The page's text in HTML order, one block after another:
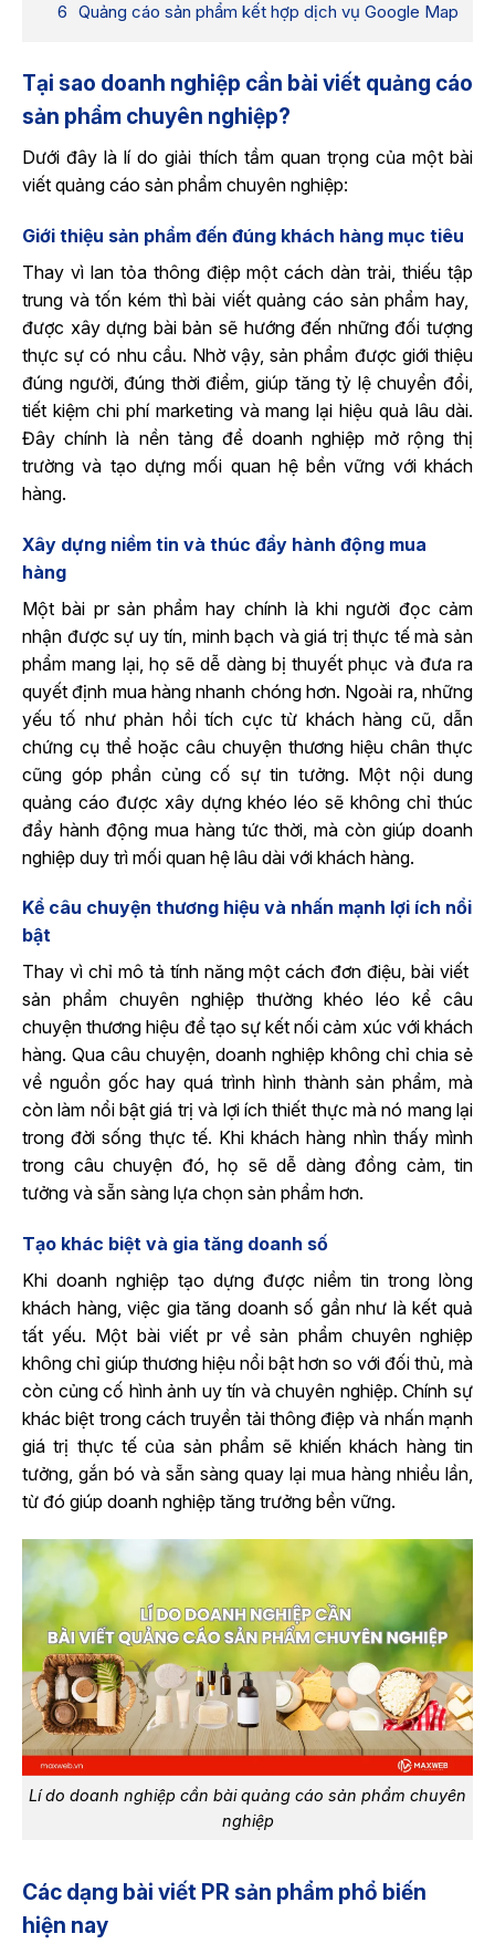
Quảng cáo sản phẩm kết hợp dịch vụ Google Map
Tại sao doanh nghiệp cần bài viết quảng cáo
sản phẩm chuyên nghiệp?
Dưới đây là lí do giải thích tầm quan trọng của một bài
viết quảng cáo sản phẩm chuyên nghiệp:
Giới thiệu sản phẩm đến đúng khách hàng mục tiêu
Thay vì lan tỏa thông điệp một cách dàn trải, thiếu tập
trung và tốn kém thì bài viết quảng cáo sản phẩm hay,
được xây dựng bài bản sẽ hướng đến những đối tượng
thực sự có nhu cầu. Nhờ vậy, sản phẩm được giới thiệu
đúng người, đúng thời điểm, giúp tăng tỷ lệ chuyển đổi,
tiết kiệm chi phí marketing và mang lại hiệu quả lâu dài.
Đây chính là nền tảng để doanh nghiệp mở rộng thị
trường và tạo dựng mối quan hệ bền vững với khách
hàng.
Xây dựng niềm tin và thúc đẩy hành động mua
hàng
Một bài pr sản phẩm hay chính là khi người đọc cảm
nhận được sự uy tín, minh bạch và giá trị thực tế mà sản
phẩm mang lại, họ sẽ dễ dàng bị thuyết phục và đưa ra
quyết định mua hàng nhanh chóng hơn. Ngoài ra, những
yếu tố như phản hồi tích cực từ khách hàng cũ, dẫn
chứng cụ thể hoặc câu chuyện thương hiệu chân thực
cũng góp phần củng cố sự tin tưởng. Một nội dung
quảng cáo được xây dựng khéo léo sẽ không chỉ thúc
đẩy hành động mua hàng tức thời, mà còn giúp doanh
nghiệp duy trì mối quan hệ lâu dài với khách hàng.
Kể câu chuyện thương hiệu và nhấn mạnh lợi ích nổi
bật
Thay vì chỉ mô tả tính năng một cách đơn điệu, bài viết
sản phẩm chuyên nghiệp thường khéo léo kể câu
chuyện thương hiệu để tạo sự kết nối cảm xúc với khách
hàng. Qua câu chuyện, doanh nghiệp không chỉ chia sẻ
về nguồn gốc hay quá trình hình thành sản phẩm, mà
còn làm nổi bật giá trị và lợi ích thiết thực mà nó mang lại
trong đời sống thực tế. Khi khách hàng nhìn thấy mình
trong câu chuyện đó, họ sẽ dễ dàng đồng cảm, tin
tưởng và sẵn sàng lựa chọn sản phẩm hơn.
Tạo khác biệt và gia tăng doanh số
Khi doanh nghiệp tạo dựng được niềm tin trong lòng
khách hàng, việc gia tăng doanh số gần như là kết quả
tất yếu. Một bài viết pr về sản phẩm chuyên nghiệp
không chỉ giúp thương hiệu nổi bật hơn so với đối thủ, mà
còn củng cố hình ảnh uy tín và chuyên nghiệp. Chính sự
khác biệt trong cách truyền tải thông điệp và nhấn mạnh
giá trị thực tế của sản phẩm sẽ khiến khách hàng tin
tưởng, gắn bó và sẵn sàng quay lại mua hàng nhiều lần,
từ đó giúp doanh nghiệp tăng trưởng bền vững.
Lí do doanh nghiệp cần bài quảng cáo sản phẩm chuyên
nghiệp
Các dạng bài viết PR sản phẩm phổ biến
hiện nay